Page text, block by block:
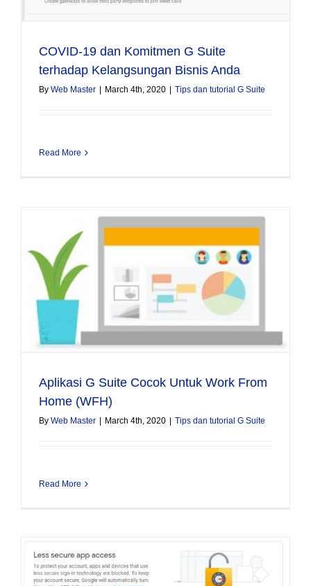
COVID-19 dan Komitmen G Suite
terhadap Kelangsungan Bisnis Anda
By Web Master March 4th, 2020 Tips dan tutorial G Suite
Read More
Aplikasi G Suite Cocok Untuk Work From
Home (WFH)
By Web Master | March 4th, 2020 | Tips dan tutorial G Suite
Read More